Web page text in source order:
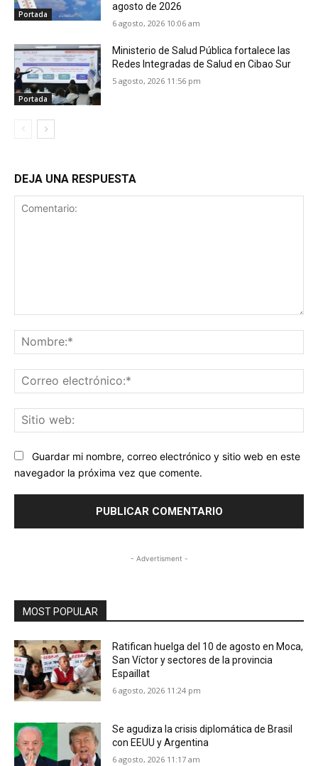
Portada
agosto de 2026
6 agosto, 2026 10:06 am
Portada
Ministerio de Salud Pública fortalece las
Redes Integradas de Salud en Cibao Sur
5 agosto, 2026 11:56 pm
DEJA UNA RESPUESTA
Guardar mi nombre, correo electrónico y sitio web en este
navegador la próxima vez que comente.
- Advertisment -
MOST POPULAR
Ratifican huelga del 10 de agosto en Moca,
San Víctor y sectores de la provincia
Espaillat
6 agosto, 2026 11:24 pm
Se agudiza la crisis diplomática de Brasil
con EEUU y Argentina
6 agosto, 2026 11:17 am